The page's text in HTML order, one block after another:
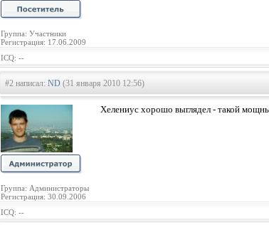
Группа: Участники
Регистрация: 17.06.2009
ICQ: --
#2 написал: ND (31 января 2010 12:56)
Группа: Администраторы
Регистрация: 30.09.2006
Хелениус хорошо выглядел - такой
ICQ: --